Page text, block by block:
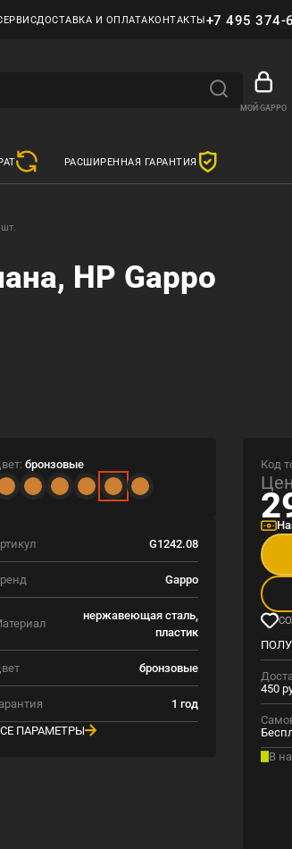
ДОСТАВКА И ОПЛАТАКОНТАКТЫ+7 495 374-
МОЙ GAPPO
РАСШИРЕННАЯ ГАРАНТИЯ
НР Gappo
бронзовые
G1242.08
Gappo
нержавеющая сталь,
пластик
бронзовые
1 год
ПАРАМЕТРЫ
Код
450
В